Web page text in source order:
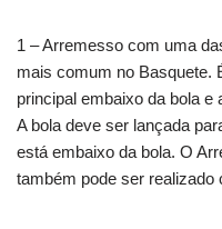
1 – Arremesso com uma
mais comum no Basquete.
principal embaixo da bola e
A bola deve ser lançada
está embaixo da bola. O
também pode ser realizado